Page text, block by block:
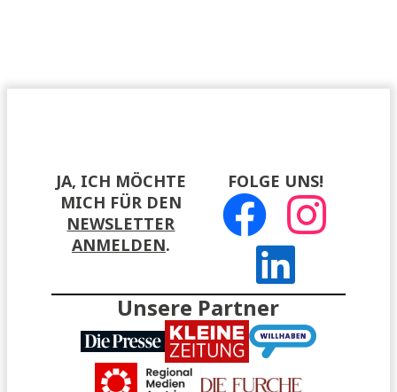
JA, ICH MÖCHTE
MICH FÜR DEN
NEWSLETTER
ANMELDEN.
FOLGE UNS!
Unsere Partner